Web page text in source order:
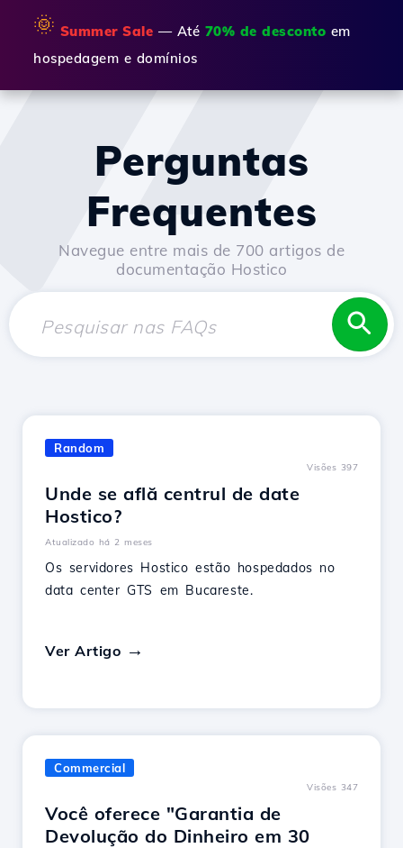
🌞 Summer Sale — Até 70% de desconto em
hospedagem e domínios
Perguntas
Frequentes
Navegue entre mais de 700 artigos de
documentação Hostico
Random
Visões 397
Unde se află centrul de date
Hostico?
Atualizado há 2 meses
Os servidores Hostico estão hospedados no
data center GTS em Bucareste.
Ver Artigo
Commercial
Visões 347
Você oferece "Garantia de
Devolução do Dinheiro em 30